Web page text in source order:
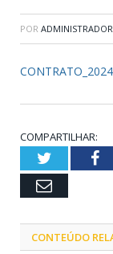
POR ADMINISTRADOR
COMPARTILHAR:
Twitter
Email
CONTEÚDO